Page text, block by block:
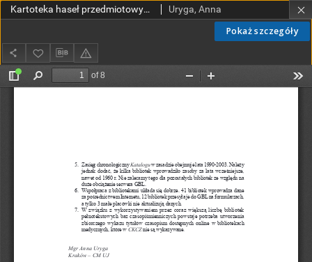
Pokaż szczegóły
Kartoteka haseł przedmiotowych MeSH 2002 wersja angielsko-polska Uryga, Anna